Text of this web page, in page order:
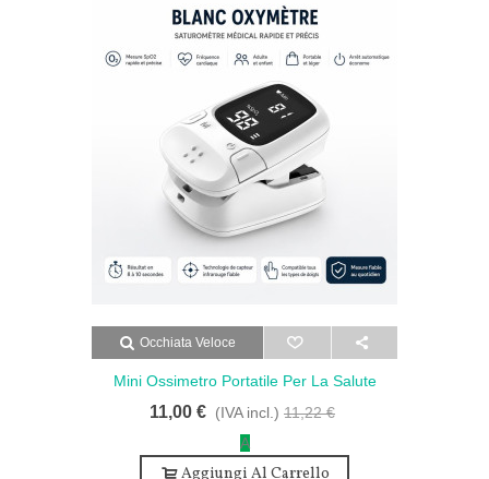
Occhiata Veloce
Mini Ossimetro Portatile Per La Salute
Saturazione Di Ossigeno - Saturimetro
Medicale Rapido E Preciso - Bianco
11,00 € (IVA incl.) 11,22 €
A
Aggiungi Al Carrello